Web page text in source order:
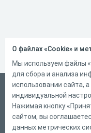
Русский
Справка
Форма обратной
О файлах «Cookie» и
Мы используем файлы
для сбора и анализа
использовании сайта,
индивидуальной
Нажимая кнопку
сайтом, вы
данных метрических